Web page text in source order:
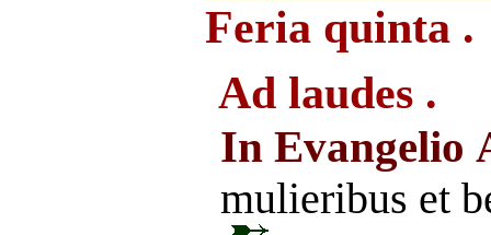
Feria quinta .
Ad laudes .
In Evangelio
mulieribus et